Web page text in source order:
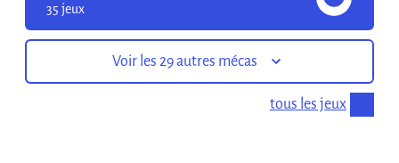
35 jeux
Voir les 29 autres mécas
tous les jeux